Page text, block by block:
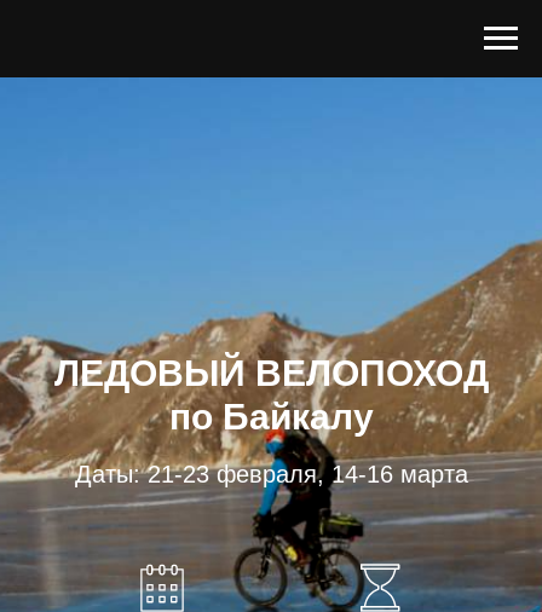
ЛЕДОВЫЙ ВЕЛОПОХОД
по Байкалу
Даты: 21-23 февраля, 14-16 марта